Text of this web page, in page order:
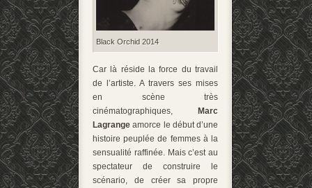
Black Orchid 2014
Car là réside la force du travail
de l’artiste. A travers ses mises
en scène très
cinématographiques, Marc
Lagrange amorce le début d’une
histoire peuplée de femmes à la
sensualité raffinée. Mais c’est au
spectateur de construire le
scénario, de créer sa propre